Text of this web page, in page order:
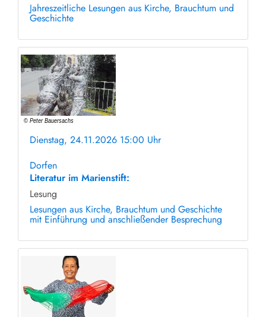
Jahreszeitliche Lesungen aus Kirche, Brauchtum und
Geschichte
Dienstag, 24.11.2026 15:00 Uhr
Dorfen
Literatur im Marienstift:
Lesung
Lesungen aus Kirche, Brauchtum und Geschichte
mit Einführung und anschließender Besprechung